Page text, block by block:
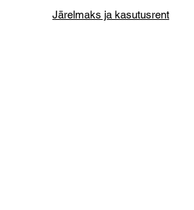
Järelmaks ja kasutusrent